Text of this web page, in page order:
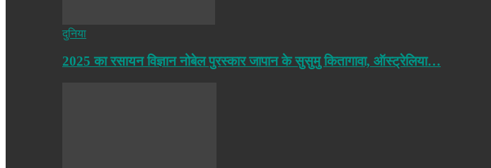
दुनिया
2025 का रसायन विज्ञान नोबेल पुरस्कार जापान के सुसुमु कितागावा, ऑस्ट्रेलिया…